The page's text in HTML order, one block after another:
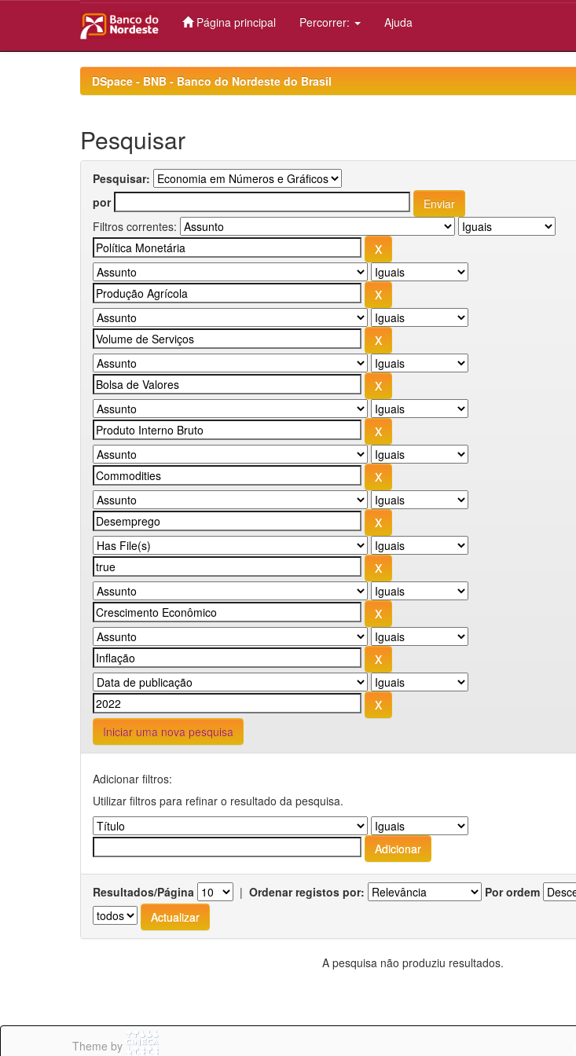
Página principal Percorrer: Ajuda
DSpace - BNB - Banco do Nordeste do Brasil
Pesquisar
Pesquisar:
por
Filtros correntes:
Iniciar uma nova pesquisa
Adicionar filtros:
Utilizar filtros para refinar o resultado da pesquisa.
Resultados/Página | Ordenar registos por: Por ordem
A pesquisa não produziu resultados.
Theme by